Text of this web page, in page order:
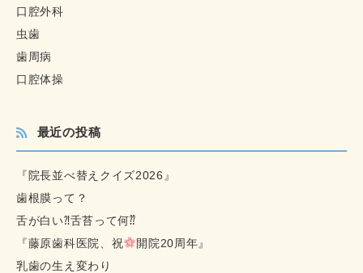
口腔外科
虫歯
歯周病
口腔体操
最近の投稿
『院長並べ替えクイズ2026』
歯根膜って？
舌が白い⁈舌苔って何⁇
『藤原歯科医院、祝
開院20周年』
乳歯の生え変わり